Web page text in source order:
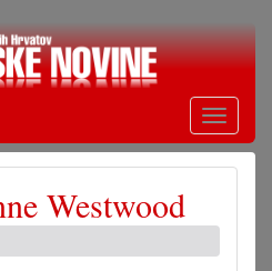
Toggle
Westwood